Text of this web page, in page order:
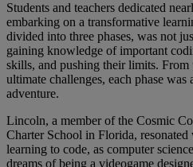
Students and teachers dedicated
embarking on a transformative
divided into three phases, was not
gaining knowledge of important
skills, and pushing their limits. From
ultimate challenges, each phase
adventure.
Lincoln, a member of the Cosmic
Charter School in Florida,
learning to code, as computer
dreams of being a videogame